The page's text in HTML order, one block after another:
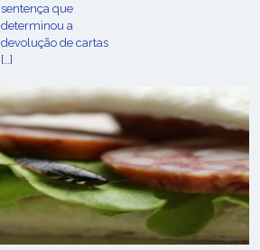
sentença que
determinou a
devolução de cartas
[…]